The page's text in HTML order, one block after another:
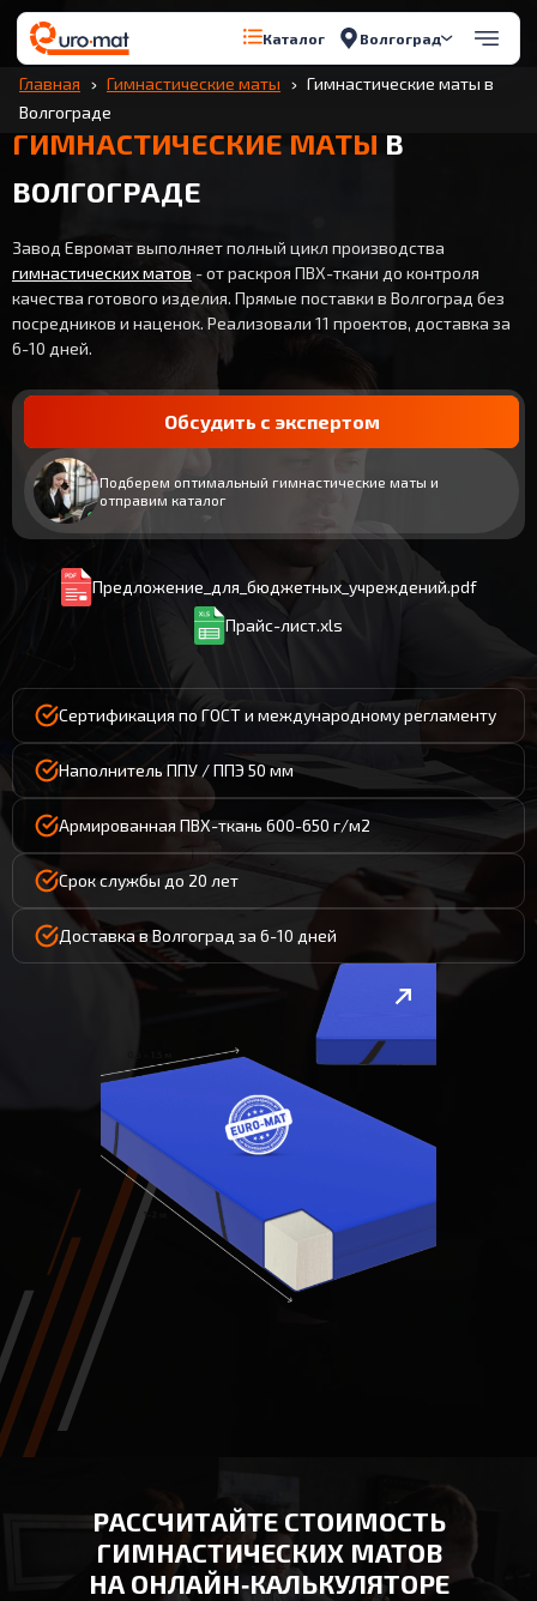
Каталог Волгоград
Главная Гимнастические маты
Гимнастические маты в
Волгограде
ГИМНАСТИЧЕСКИЕ МАТЫ В
ВОЛГОГРАДЕ
Завод Евромат выполняет полный цикл производства
гимнастических матов - от раскроя ПВХ-ткани до контроля
качества готового изделия. Прямые поставки в Волгоград без
посредников и наценок. Реализовали 11 проектов, доставка за
6-10 дней.
Обсудить с экспертом
Подберем оптимальный гимнастические маты и
отправим каталог
Предложение_для_бюджетных_учреждений.pdf
Прайс-лист.xls
Сертификация по ГОСТ и международному регламенту
Наполнитель ППУ / ППЭ 50 мм
Армированная ПВХ-ткань 600-650 г/м2
Срок службы до 20 лет
Доставка в Волгоград за 6-10 дней
РАССЧИТАЙТЕ СТОИМОСТЬ
ГИМНАСТИЧЕСКИХ МАТОВ
НА ОНЛАЙН‑КАЛЬКУЛЯТОРЕ